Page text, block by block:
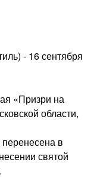
- 16 сентября
«Призри на
области,
в
святой